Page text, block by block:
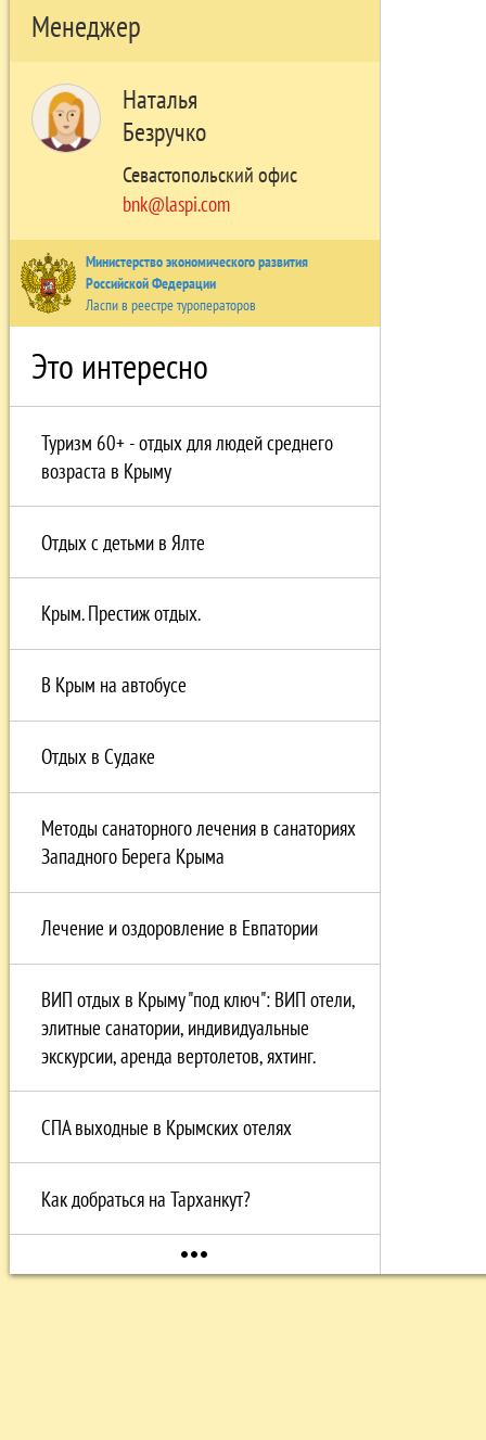
Менеджер
Наталья
Безручко
Севастопольский офис
bnk@laspi.com
Министерство экономического развития
Российской Федерации
Ласпи в реестре туроператоров
Это интересно
Туризм 60+ - отдых для людей среднего
возраста в Крыму
Отдых с детьми в Ялте
Крым. Престиж отдых.
В Крым на автобусе
Отдых в Судаке
Методы санаторного лечения в санаториях
Западного Берега Крыма
Лечение и оздоровление в Евпатории
ВИП отдых в Крыму "под ключ": ВИП отели,
элитные санатории, индивидуальные
экскурсии, аренда вертолетов, яхтинг.
СПА выходные в Крымских отелях
Как добраться на Тарханкут?
more_horiz